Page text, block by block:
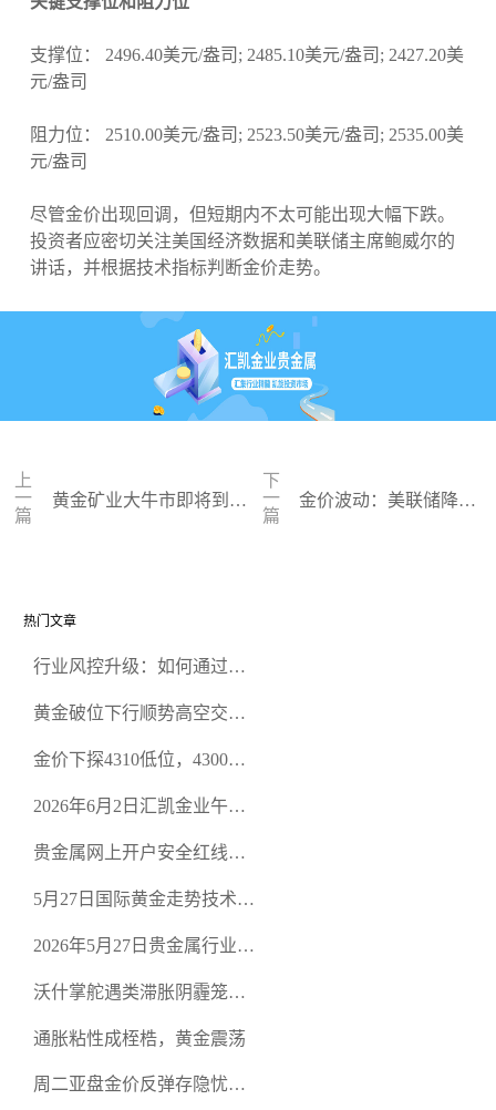
支撑位： 2496.40美元/盎司; 2485.10美元/盎司; 2427.20美
元/盎司
阻力位： 2510.00美元/盎司; 2523.50美元/盎司; 2535.00美
元/盎司
尽管金价出现回调，但短期内不太可能出现大幅下跌。
投资者应密切关注美国经济数据和美联储主席鲍威尔的
讲话，并根据技术指标判断金价走势。
上
一
篇
黄金矿业大牛市即将到
下
一
篇
金价波动：美联储降息
热门文章
行业风控升级：如何通过正
规黄金开户交易平台？
黄金破位下行顺势高空交易
金价下探4310低位，4300关
2026年6月2日汇凯金业午盘
空头清算算法如何布防？
贵金属网上开户安全红线：
恶意洗盘陷阱
5月27日国际黄金走势技术盘
规黄金平台全方位行情解析
2026年5月27日贵金属行业新
正规贵金属开户平台迎开户
热潮
沃什掌舵遇类滞胀阴霾笼
通胀粘性成桎梏，黄金震荡
周二亚盘金价反弹存隐忧，